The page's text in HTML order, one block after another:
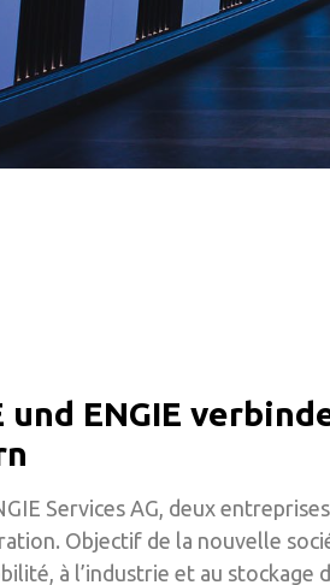
und ENGIE
Services AG, deux
Objectif de la nouvelle
à l’industrie et au stockage